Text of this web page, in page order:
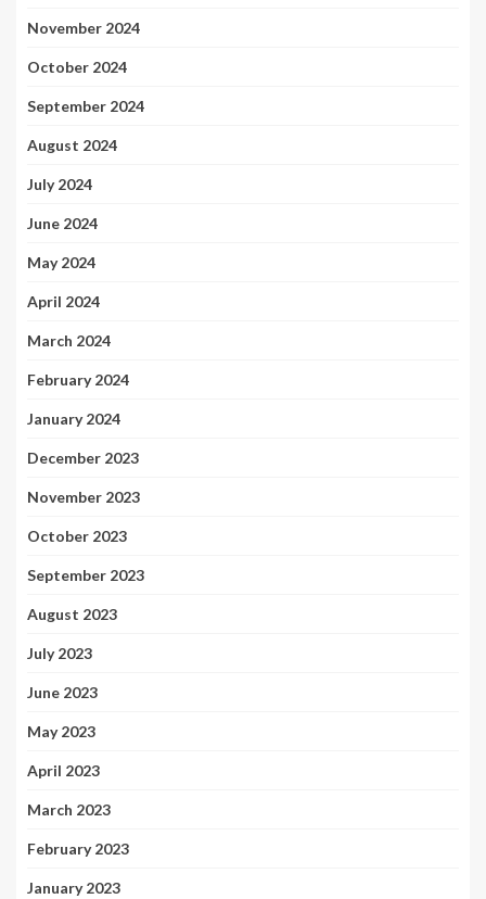
November 2024
October 2024
September 2024
August 2024
July 2024
June 2024
May 2024
April 2024
March 2024
February 2024
January 2024
December 2023
November 2023
October 2023
September 2023
August 2023
July 2023
June 2023
May 2023
April 2023
March 2023
February 2023
January 2023